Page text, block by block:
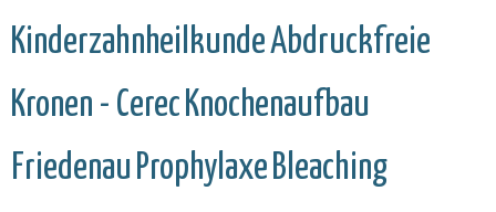
KinderzahnheilkundeAbdruckfreie
Kronen - Cerec Knochenaufbau
Friedenau Prophylaxe Bleaching